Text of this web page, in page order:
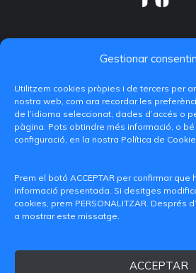
Gestionar
Utilitzem cookies pròpies i de tercers per
nostra web, com ara recordar les
de l’idioma seleccionat, dades d’accés o
pàgina. Pots obtindre més informació, o
configuració, en la nostra Política de
Prem el botó ACCEPTAR per confirmar
informació presentada. Si desitges
cookies, prem PERSONALITZAR. Després
a mostrar este missatge.
ACCEPTAR
C/ Paranimf, 1 - 46730
+34
Avís legal